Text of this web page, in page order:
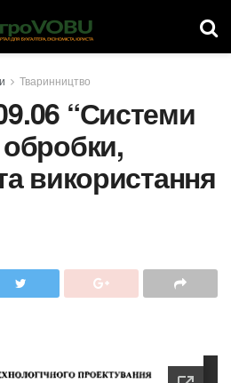
Тваринництво
“Системи
використання